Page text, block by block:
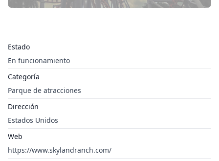
Estado
En funcionamiento
Categoría
Parque de atracciones
Dirección
Estados Unidos
Web
https://www.skylandranch.com/